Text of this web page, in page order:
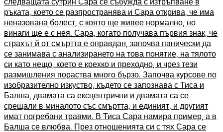
ръката, което се разпространява и Сара открива, че има
неназована болест, с която ще живее нормално, но
винаги ще е с нея. Сара, когато получава първия знак, че
страхът й от смъртта е оправдан, започва панически да
се занимава с анализирането на това понятие, на тялото
си като нещо, което е крехко и преходно, и чрез тези
размишления пораства много бързо. Започва курсове по
изобразително изкуство, където се запознава с Тиса и
Балша, двамата са ексцентрични и двамата са се
срещали в миналото със смъртта, и единият, и другият
имат погребани травми. В Тиса Сара намира пример, а в
Балша се влюбва. През отношенията си с тях Сара се